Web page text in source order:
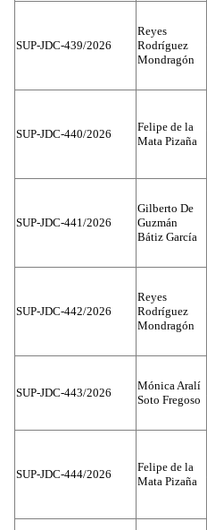
SUP-JDC-439/2026
Reyes
Rodríguez
Mondragón
SUP-JDC-440/2026
Felipe de la
Mata Pizaña
SUP-JDC-441/2026
Gilberto De
Guzmán
Bátiz García
SUP-JDC-442/2026
Reyes
Rodríguez
Mondragón
SUP-JDC-443/2026
Mónica Aralí
Soto Fregoso
SUP-JDC-444/2026
Felipe de la
Mata Pizaña